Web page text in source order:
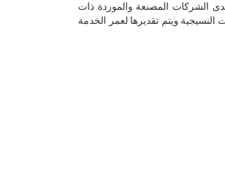
من 25 عامًا من الخبرة الغنية.نحن إحدى الشركات المصنعة والموردة ذات
ويتم تقديرها لعمر الخدمة